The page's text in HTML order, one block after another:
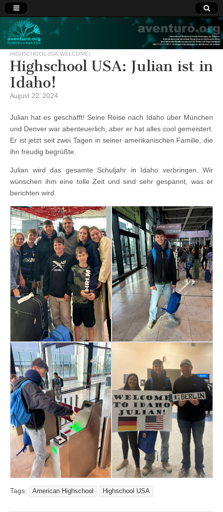
Aventuro.org
International
Reciprocal
Exchanges
for Children
HIGHSCHOOL USA WELCOME!
Highschool USA: Julian ist in
Idaho!
August 22, 2024
Julian hat es geschafft! Seine Reise nach Idaho über München
und Denver war abenteuerlich, aber er hat alles cool gemeistert.
Er ist jetzt seit zwei Tagen in seiner amerikanischen Familie, die
ihn freudig begrüßte.
Julian wird das gesamte Schuljahr in Idaho verbringen. Wir
wünschen ihm eine tolle Zeit und sind sehr gespannt, was er
berichten wird.
Tags: American Highschool Highschool USA